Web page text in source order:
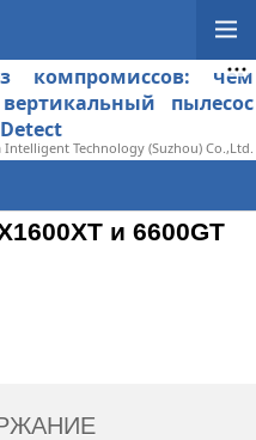
компромиссов: чем
пылесос
Technology (Suzhou) Co.,Ltd.
и 6600GT